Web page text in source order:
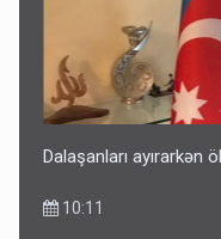
Dalaşanları ayırarkən
10:11